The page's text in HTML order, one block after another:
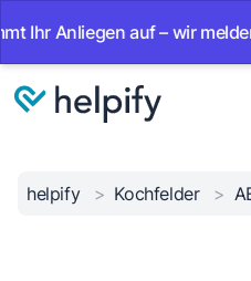
auf – wir melden uns
helpify > Kochfelder >